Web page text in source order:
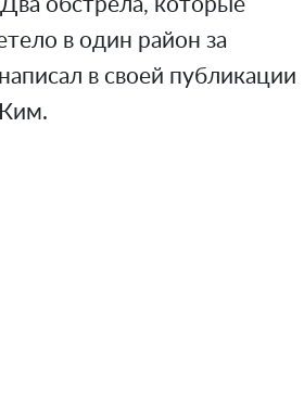
обстрела, которые
в один район за
в своей публикации